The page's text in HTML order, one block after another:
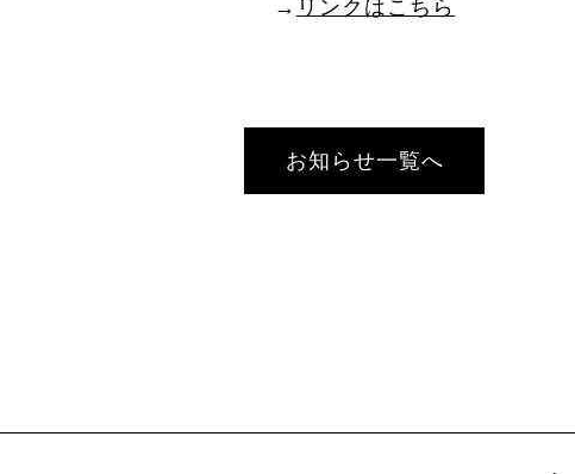
→ リンクはこちら
お知らせ一覧へ